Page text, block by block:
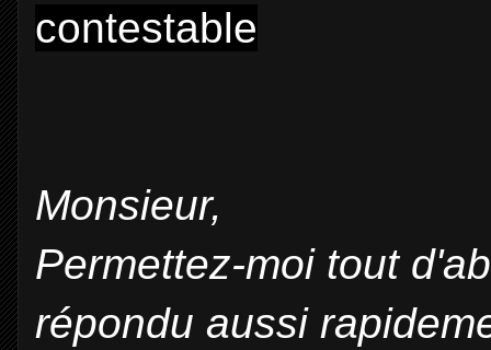
contestable
Monsieur,
Permettez-moi tout
répondu aussi